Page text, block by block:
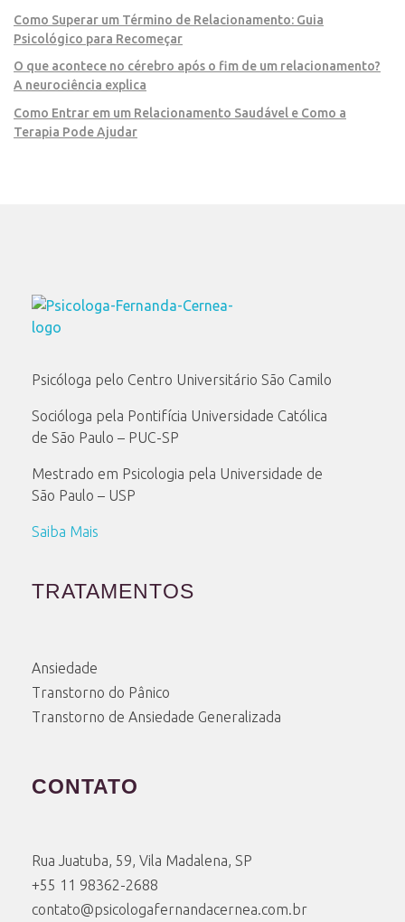
Como Superar um Término de Relacionamento: Guia
Psicológico para Recomeçar
O que acontece no cérebro após o fim de um relacionamento?
A neurociência explica
Como Entrar em um Relacionamento Saudável e Como a
Terapia Pode Ajudar
Psicóloga pelo Centro Universitário São Camilo
Socióloga pela Pontifícia Universidade Católica
de São Paulo – PUC-SP
Mestrado em Psicologia pela Universidade de
São Paulo – USP
Saiba Mais
TRATAMENTOS
Ansiedade
Transtorno do Pânico
Transtorno de Ansiedade Generalizada
CONTATO
Rua Juatuba, 59, Vila Madalena, SP
+55 11 98362-2688
contato@psicologafernandacernea.com.br